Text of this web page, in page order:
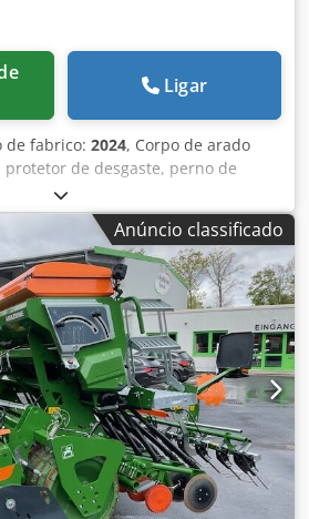
Ligar
de fabrico: 2024, Corpo de arado
protetor de desgaste, perno de
Aamer
Anúncio classificado